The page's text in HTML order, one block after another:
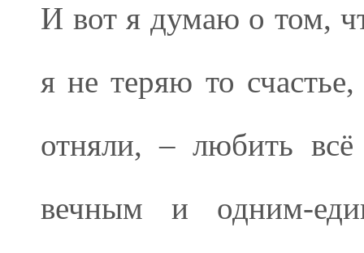
И вот я думаю о том,
я не теряю то
отняли, – любить всё
вечным и одним-